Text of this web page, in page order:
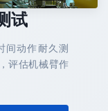
试
间动作耐久测
评估机械臂作